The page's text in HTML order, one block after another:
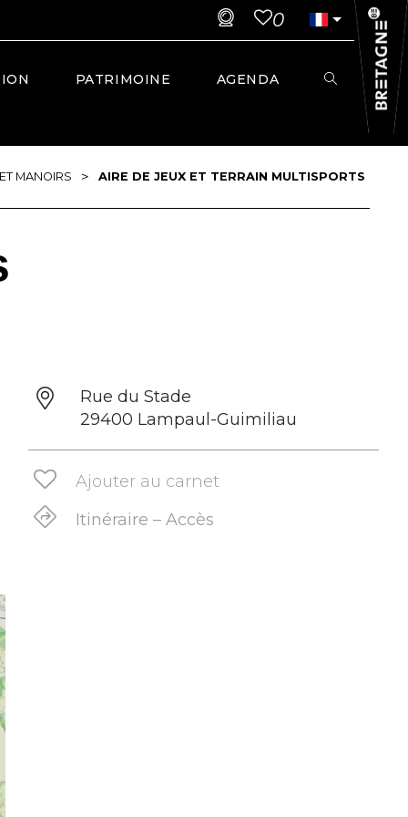
0
PATRIMOINE AGENDA
MANOIRS > AIRE DE JEUX ET TERRAIN MULTISPORTS
Rue du Stade
29400 Lampaul-Guimiliau
Ajouter au carnet
Itinéraire – Accès